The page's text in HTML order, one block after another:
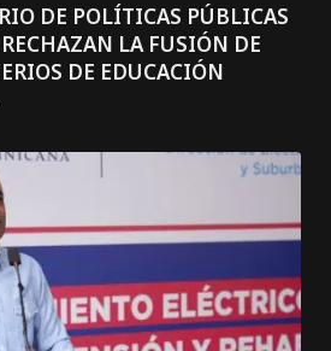
DE POLÍTICAS PÚBLICAS
LA FUSIÓN DE
DE EDUCACIÓN